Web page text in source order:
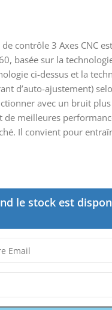
contrôle 3 Axes CNC
basée sur la
ci-dessus et la
d’auto-ajustement)
avec un bruit
meilleures
Il convient pour
le stock est